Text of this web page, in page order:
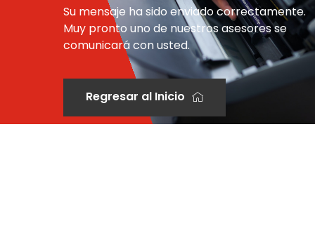
Su mensaje ha sido enviado correctamente.
Muy pronto uno de nuestros asesores se
comunicará con usted.
Regresar al Inicio